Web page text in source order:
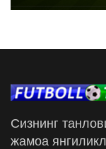
Сизнинг
жамоа